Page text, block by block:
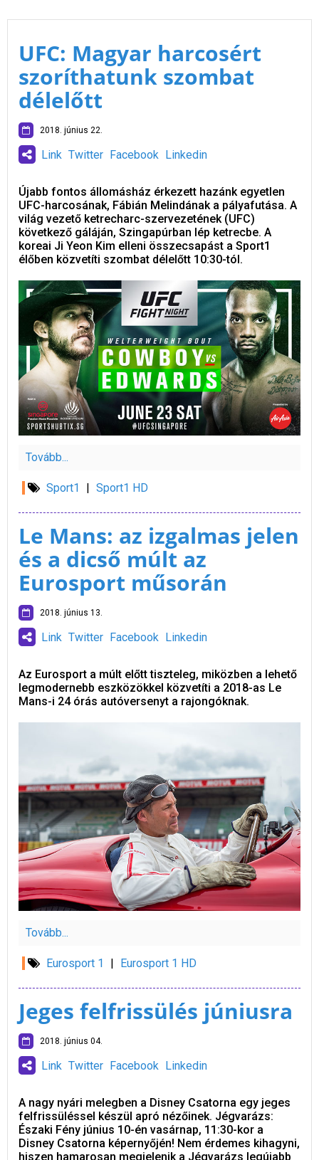
UFC: Magyar harcosért
szoríthatunk szombat
délelőtt
2018. június 22.
Link Twitter Facebook Linkedin
Újabb fontos állomásház érkezett hazánk egyetlen
UFC-harcosának, Fábián Melindának a pályafutása. A
világ vezető ketrecharc-szervezetének (UFC)
következő gáláján, Szingapúrban lép ketrecbe. A
koreai Ji Yeon Kim elleni összecsapást a Sport1
élőben közvetíti szombat délelőtt 10:30-tól.
Tovább...
Sport1 Sport1 HD
Le Mans: az izgalmas jelen
és a dicső múlt az
Eurosport műsorán
2018. június 13.
Link Twitter Facebook Linkedin
Az Eurosport a múlt előtt tiszteleg, miközben a lehető
legmodernebb eszközökkel közvetíti a 2018-as Le
Mans-i 24 órás autóversenyt a rajongóknak.
Tovább...
Eurosport 1 | Eurosport 1 HD
Jeges felfrissülés júniusra
2018. június 04.
Link Twitter Facebook Linkedin
A nagy nyári melegben a Disney Csatorna egy jeges
felfrissüléssel készül apró nézőinek. Jégvarázs:
Északi Fény június 10-én vasárnap, 11:30-kor a
Disney Csatorna képernyőjén! Nem érdemes kihagyni,
hiszen hamarosan megjelenik a Jégvarázs legújabb